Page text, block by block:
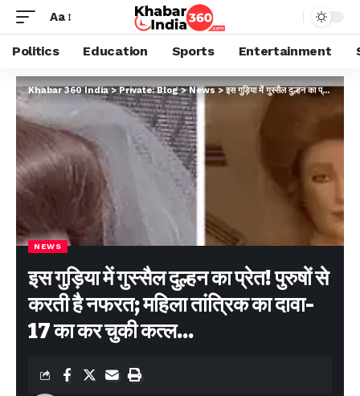
Aa
Politics Education Sports Entertainment
Khabar 360 India>Private: Blog>News>इस गुड़िया में गुस्सैल दुल्हन का प्रेत! पुरुषों से करती है नफरत; महिला तांत्रिक का दावा- 17 का कर चुकी कत्ल…
NEWS
इस गुड़िया में गुस्सैल दुल्हन का प्रेत! पुरुषों से
करती है नफरत; महिला तांत्रिक का दावा-
17 का कर चुकी कत्ल…